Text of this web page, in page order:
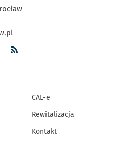
CAL-e
Rewitalizacja
Kontakt